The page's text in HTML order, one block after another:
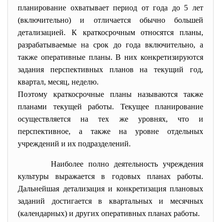
планирование охватывает период от года до 5 лет
(включительно) и отличается обычно большей
детализацией. К краткосрочным относятся планы,
разрабатываемые на срок до года включительно, а
также оперативные планы. В них конкретизируются
задания перспективных планов на текущий год,
квартал, месяц, неделю.
Поэтому краткосрочные планы называются также
планами текущей работы. Текущее планирование
осуществляется на тех же уровнях, что и
перспективное, а также на уровне отдельных
учреждений и их подразделений.
Наиболее полно деятельность учреждения
культуры выражается в годовых планах работы.
Дальнейшая детализация и конкретизация плановых
заданий достигается в квартальных и месячных
(календарных) и других оперативных планах работы.